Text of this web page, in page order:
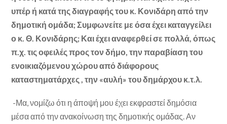
υπέρ ή κατά της διαγραφής του κ. Κονιδάρη από την
δημοτική ομάδα; Συμφωνείτε με όσα έχει καταγγείλει
ο κ. Θ. Κονιδάρης; Και έχει αναφερθεί σε πολλά, όπως
π.χ. τις οφειλές προς τον δήμο, την παραβίαση του
ενοικιαζόμενου χώρου από διάφορους
καταστηματάρχες , την «αυλή» του δημάρχου κ.τ.λ.
-Μα, νομίζω ότι η άποψή μου έχει εκφραστεί δημόσια
μέσα από την ανακοίνωση της δημοτικής ομάδας. Αν